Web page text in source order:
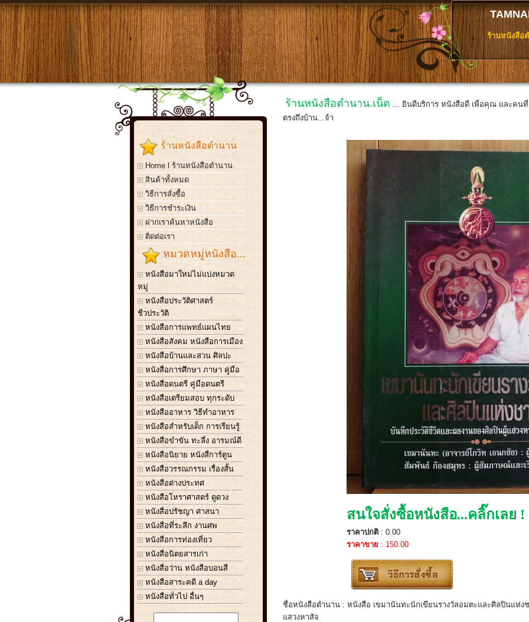
ร้านหนังสือ
ร้านหนังสือตำนาน
Home l ร้านหนังสือตำนาน
สินค้าทั้งหมด
วิธีการสั่งซื้อ
วิธีการชำระเงิน
ฝากเราค้นหาหนังสือ
ติดต่อเรา
หมวดหมู่หนังสือ...
หนังสือมาใหม่ไม่แบ่งหมวด
หมู่
หนังสือประวัติศาสตร์
ชีวประวัติ
หนังสือการแพทย์แผนไทย
หนังสือสังคม หนังสือการเมือง
หนังสือบ้านและสวน ศิลปะ
หนังสือการศึกษา ภาษา คู่มือ
หนังสือดนตรี คู่มือดนตรี
หนังสือเตรียมสอบ ทุกระดับ
หนังสืออาหาร วิธีทำอาหาร
หนังสือสำหรับเด็ก การเรียนรู้
หนังสือขำขัน ทะลึ่ง อารมณ์ดี
หนังสือนิยาย หนังสืการ์ตูน
หนังสือวรรณกรรม เรื่องสั้น
หนังสือต่างประทศ
หนังสือโหราศาสตร์ ดูดวง
หนังสือปรัชญา ศาสนา
หนังสือที่ระลึก งานศพ
หนังสือการท่องเที่ยว
หนังสือนิตยสารเก่า
หนังสือว่าน หนังสือบอนสี
หนังสือสาระคดี a day
หนังสือทั่วไป อื่นๆ
ร้านหนังสือตำนาน.เน็ต ... ยินดีบริการ หนังสือดี เพื่อคุณ และคน
ตรงถึงบ้าน...จ้า
สนใจสั่งซื้อหนังสือ...คลิ๊กเลย !
ราคาปกติ : 0.00
ราคาขาย : 150.00
ชื่อหนังสือตำนาน : หนังสือ เขมานันทะนักเขียนรางวัลอมตะและศิลปินแห่
แสวงหาสัจ